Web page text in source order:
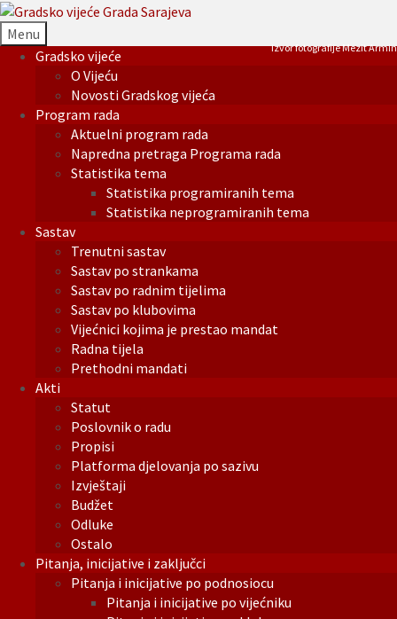
Menu
Gradsko vijeće
O Vijeću
Novosti Gradskog vijeća
Program rada
Aktuelni program rada
Napredna pretraga Programa rada
Statistika tema
Statistika programiranih tema
Statistika neprogramiranih tema
Sastav
Trenutni sastav
Sastav po strankama
Sastav po radnim tijelima
Sastav po klubovima
Vijećnici kojima je prestao mandat
Radna tijela
Prethodni mandati
Akti
Statut
Poslovnik o radu
Propisi
Platforma djelovanja po sazivu
Izvještaji
Budžet
Odluke
Ostalo
Pitanja, inicijative i zaključci
Pitanja i inicijative po podnosiocu
Pitanja i inicijative po vijećniku
Izvor fotografije Mezit Armin